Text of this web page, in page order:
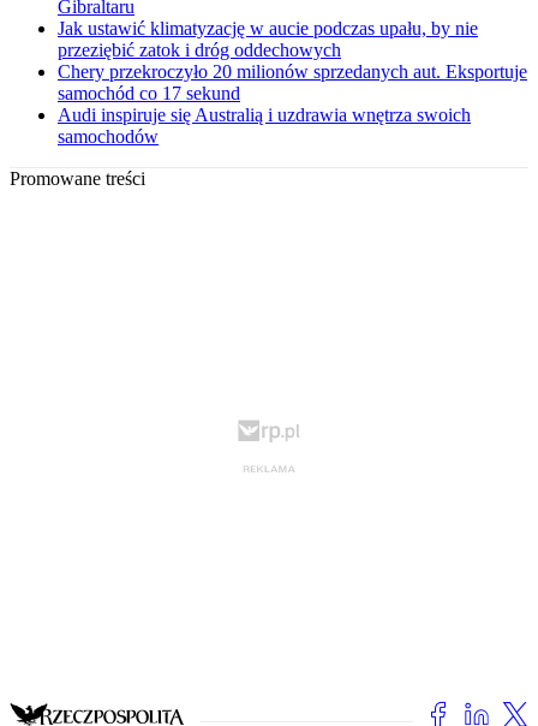
Gibraltaru
Jak ustawić klimatyzację w aucie podczas upału, by nie
przeziębić zatok i dróg oddechowych
Chery przekroczyło 20 milionów sprzedanych aut. Eksportuje
samochód co 17 sekund
Audi inspiruje się Australią i uzdrawia wnętrza swoich
samochodów
Promowane treści